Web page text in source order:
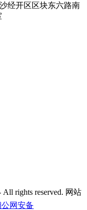
经开区区块东六路南
rights reserved. 网站
公网安备